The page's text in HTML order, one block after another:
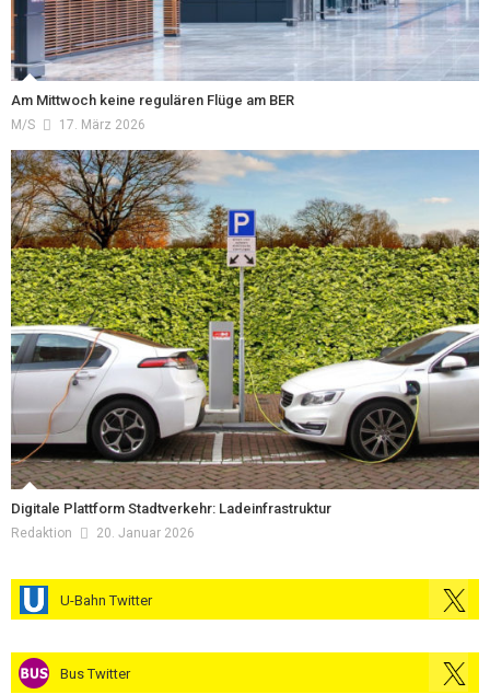
Am Mittwoch keine regulären Flüge am BER
M/s 17. März 2026
Digitale Plattform Stadtverkehr: Ladeinfrastruktur
Redaktion 20. Januar 2026
U-Bahn Twitter
Bus Twitter